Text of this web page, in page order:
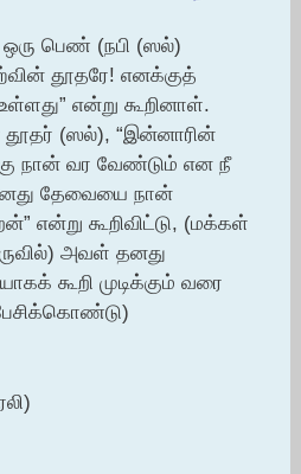
ஒரு பெண் (நபி (ஸல்)
தூதரே! எனக்குத்
என்று கூறினாள்.
(ஸல்), “இன்னாரின்
நான் வர வேண்டும் என நீ
தேவையை நான்
என்று கூறிவிட்டு, (மக்கள்
அவள் தனது
கூறி முடிக்கும் வரை